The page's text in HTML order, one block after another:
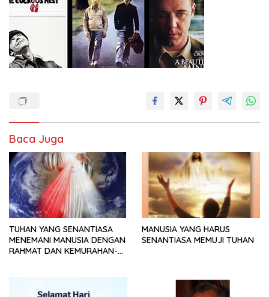
Baca Juga
TUHAN YANG SENANTIASA
MENEMANI MANUSIA DENGAN
RAHMAT DAN KEMURAHAN-
MANUSIA YANG HARUS
SENANTIASA MEMUJI TUHAN